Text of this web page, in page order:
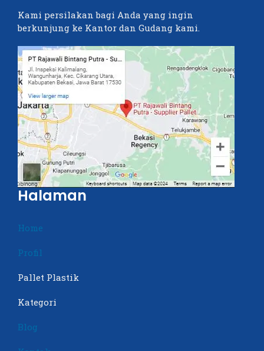
Kami persilakan bagi Anda yang ingin
berkunjung ke Kantor dan Gudang kami.
Halaman
Home
Profil
Pallet Plastik
Kategori
Blog